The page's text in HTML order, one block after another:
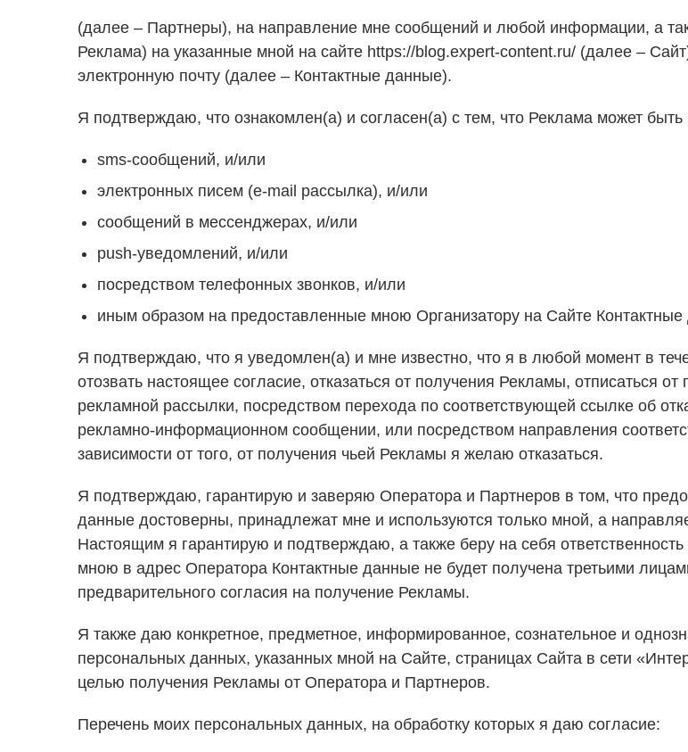
(далее – Партнеры), на направление мне сообщений и любой информации, а
Реклама) на указанные мной на сайте https://blog.expert-content.ru/ (далее –
электронную почту (далее – Контактные данные).
Я подтверждаю, что ознакомлен(а) и согласен(а) с тем, что Реклама может
sms-сообщений, и/или
электронных писем (e-mail рассылка), и/или
сообщений в мессенджерах, и/или
push-уведомлений, и/или
посредством телефонных звонков, и/или
иным образом на предоставленные мною Организатору на Сайте
Я подтверждаю, что я уведомлен(а) и мне известно, что я в любой момент в
отозвать настоящее согласие, отказаться от получения Рекламы, отписаться
рекламной рассылки, посредством перехода по соответствующей ссылке об
рекламно-информационном сообщении, или посредством направления
зависимости от того, от получения чьей Рекламы я желаю отказаться.
Я подтверждаю, гарантирую и заверяю Оператора и Партнеров в том, что
данные достоверны, принадлежат мне и используются только мной, а
Настоящим я гарантирую и подтверждаю, а также беру на себя
мною в адрес Оператора Контактные данные не будет получена третьими
предварительного согласия на получение Рекламы.
Я также даю конкретное, предметное, информированное, сознательное и
персональных данных, указанных мной на Сайте, страницах Сайта в сети
целью получения Рекламы от Оператора и Партнеров.
Перечень моих персональных данных, на обработку которых я даю согласие: